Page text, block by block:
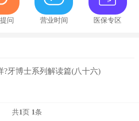
问 营业时间 医保专区
?牙博士系列解读篇(八十六)
共1页 1条